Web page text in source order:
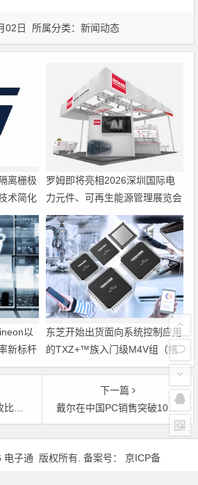
02日 所属分类：新闻动态
离栅极
术简化
罗姆即将亮相2026深圳国际电
力元件、可再生能源管理展览会
暨研讨会
以
新标杆
东芝开始出货面向系统控制应用
的TXZ+™族入门级M4V组（搭
载Arm Cortex‑M4内核的标准微
控制器）工程样品
市占率
下一篇
戴尔在中国PC销售突破1000万 明年筹建新厂
子通 版权所有. 备案号： 京ICP备